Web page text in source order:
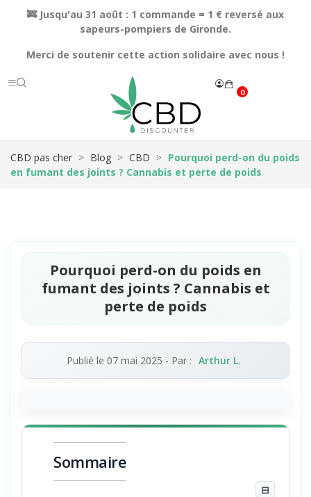
🚒 Jusqu'au 31 août : 1 commande = 1 € reversé aux
sapeurs-pompiers de Gironde.
Merci de soutenir cette action solidaire avec nous !
0
CBD pas cher Blog CBD
Pourquoi perd-on du poids
en fumant des joints ? Cannabis et perte de poids
Pourquoi perd-on du poids en
fumant des joints ? Cannabis et
perte de poids
Publié le 07 mai 2025 - Par : Arthur L.
Sommaire
⊟